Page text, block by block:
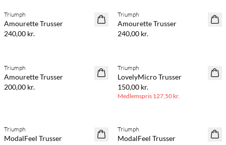
Triumph
Amourette Trusser
240,00 kr.
Triumph
Amourette Trusser
240,00 kr.
Triumph
Amourette Trusser
200,00 kr.
Triumph
LovelyMicro Trusser
150,00 kr.
Medlemspris 127,50 kr.
Triumph
ModalFeel Trusser
Triumph
ModalFeel Trusser